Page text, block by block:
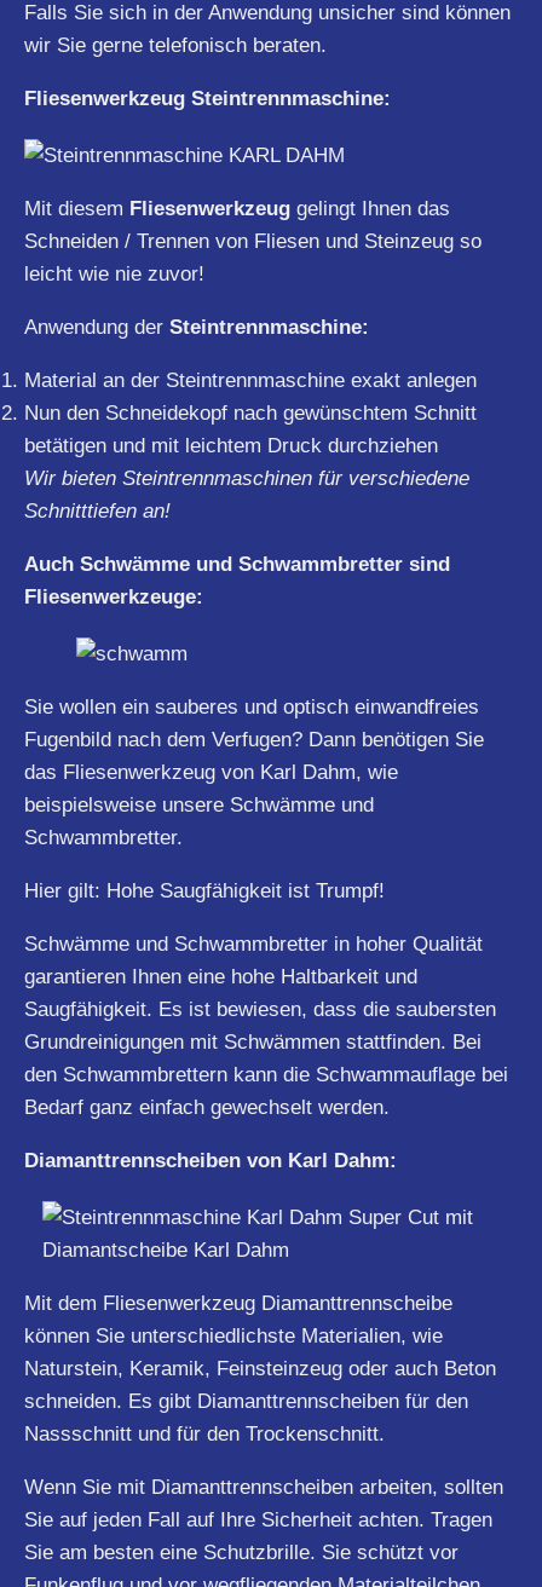
Falls Sie sich in der Anwendung unsicher sind können
wir Sie gerne telefonisch beraten.
Fliesenwerkzeug Steintrennmaschine:
Mit diesem Fliesenwerkzeug gelingt Ihnen das
Schneiden / Trennen von Fliesen und Steinzeug so
leicht wie nie zuvor!
Anwendung der Steintrennmaschine:
Material an der Steintrennmaschine exakt anlegen
Nun den Schneidekopf nach gewünschtem Schnitt
betätigen und mit leichtem Druck durchziehen
Wir bieten Steintrennmaschinen für verschiedene
Schnitttiefen an!
Auch Schwämme und Schwammbretter sind
Fliesenwerkzeuge:
Sie wollen ein sauberes und optisch einwandfreies
Fugenbild nach dem Verfugen? Dann benötigen Sie
das Fliesenwerkzeug von Karl Dahm, wie
beispielsweise unsere Schwämme und
Schwammbretter.
Hier gilt: Hohe Saugfähigkeit ist Trumpf!
Schwämme und Schwammbretter in hoher Qualität
garantieren Ihnen eine hohe Haltbarkeit und
Saugfähigkeit. Es ist bewiesen, dass die saubersten
Grundreinigungen mit Schwämmen stattfinden. Bei
den Schwammbrettern kann die Schwammauflage bei
Bedarf ganz einfach gewechselt werden.
Diamanttrennscheiben von Karl Dahm:
Mit dem Fliesenwerkzeug Diamanttrennscheibe
können Sie unterschiedlichste Materialien, wie
Naturstein, Keramik, Feinsteinzeug oder auch Beton
schneiden. Es gibt Diamanttrennscheiben für den
Nassschnitt und für den Trockenschnitt.
Wenn Sie mit Diamanttrennscheiben arbeiten, sollten
Sie auf jeden Fall auf Ihre Sicherheit achten. Tragen
Sie am besten eine Schutzbrille. Sie schützt vor